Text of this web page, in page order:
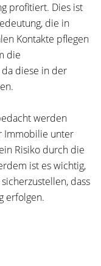
profitiert. Dies ist
die in
Kontakte pflegen
die
diese in der
werden
Immobilie unter
Risiko durch die
ist es wichtig,
dass
erfolgen.